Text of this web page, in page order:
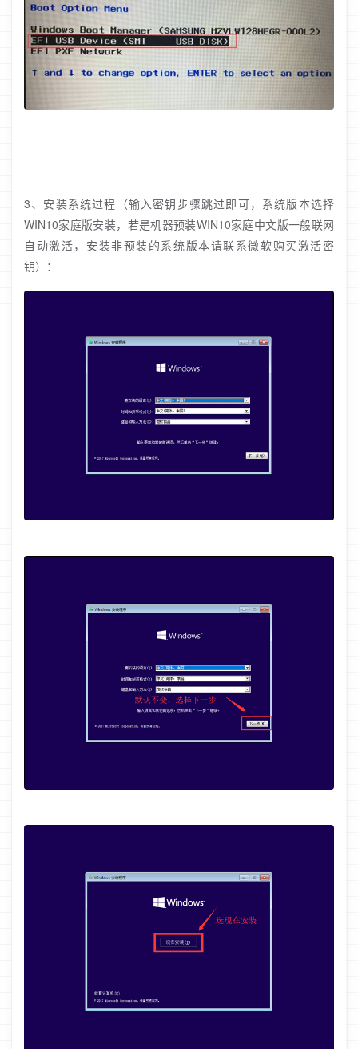
3、安装系统过程（输入密钥步骤跳过即可，系统版本选择
WIN10家庭版安装，若是机器预装WIN10家庭中文版一般联网
自动激活，安装非预装的系统版本请联系微软购买激活密
钥）：